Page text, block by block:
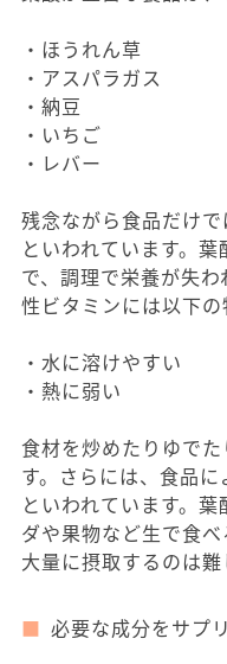
・ほうれん草
・アスパラガス
・納豆
・いちご
・レバー
残念ながら食品だけ
といわれています。
で、調理で栄養が失
性ビタミンには以下の
・水に溶けやすい
・熱に弱い
食材を炒めたりゆで
す。さらには、食品
といわれています。
ダや果物など生で食べ
大量に摂取するのは難
必要な成分をサプ